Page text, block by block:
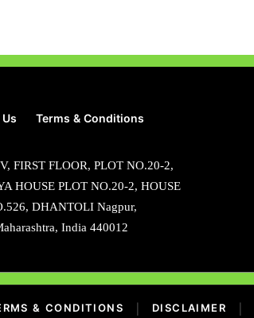
Terms & Conditions
FIRST FLOOR, PLOT NO.20-2,
HOUSE PLOT NO.20-2, HOUSE
DHANTOLI Nagpur,
India 440012
& CONDITIONS DISCLAIMER